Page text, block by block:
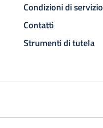
Condizioni di servizio
Contatti
Strumenti di tutela